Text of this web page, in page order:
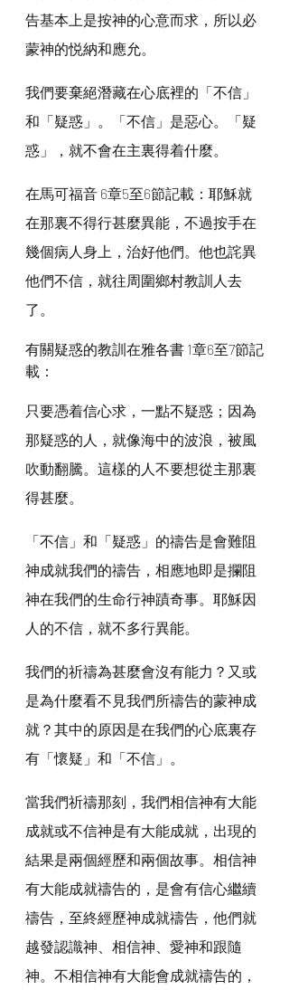
告基本上是按神的心意而求，所以必
蒙神的悦納和應允。
我們要棄絕潛藏在心底裡的「不信」
和「疑惑」。「不信」是惡心。「疑
惑」，就不會在主裏得着什麼。
在馬可福音 6章5至6節記載：耶穌就
在那裏不得行甚麼異能，不過按手在
幾個病人身上，治好他們。他也詫異
他們不信，就往周圍鄉村教訓人去
了。
有關疑惑的教訓在雅各書 1章6至7節記
載：
只要憑着信心求，一點不疑惑；因為
那疑惑的人，就像海中的波浪，被風
吹動翻騰。這樣的人不要想從主那裏
得甚麼。
「不信」和「疑惑」的禱告是會難阻
神成就我們的禱告，相應地即是攔阻
神在我們的生命行神蹟奇事。耶穌因
人的不信，就不多行異能。
我們的祈禱為甚麼會沒有能力？又或
是為什麼看不見我們所禱告的蒙神成
就？其中的原因是在我們的心底裏存
有「懷疑」和「不信」。
當我們祈禱那刻，我們相信神有大能
成就或不信神是有大能成就，出現的
結果是兩個經歷和兩個故事。相信神
有大能成就禱告的，是會有信心繼續
禱告，至終經歷神成就禱告，他們就
越發認識神、相信神、愛神和跟隨
神。不相信神有大能會成就禱告的，